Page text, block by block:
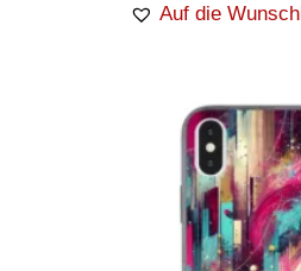
Auf die